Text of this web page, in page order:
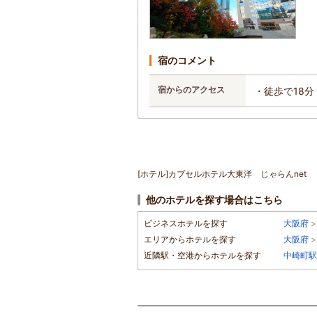
宿のコメント
宿からのアクセス ・徒歩で18分
[ホテル]カプセルホテル大東洋 じゃらんnet
他のホテルを探す場合はこちら
ビジネスホテルを探す 大阪府 >
エリアからホテルを探す
大阪府 >
近隣駅・空港からホテルを探す
中崎町駅